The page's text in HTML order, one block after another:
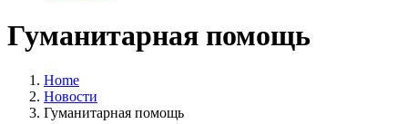
Гуманитарная помощь
Home
Новости
Гуманитарная помощь